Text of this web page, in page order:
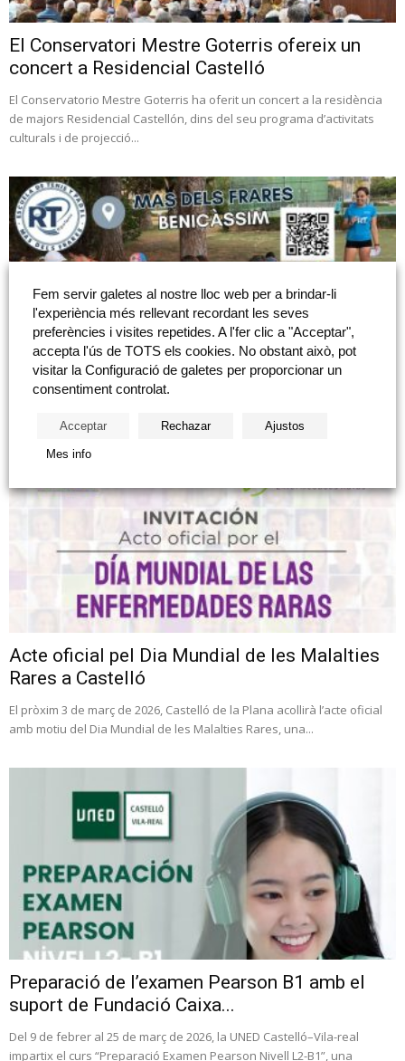
El Conservatori Mestre Goterris ofereix un
concert a Residencial Castelló
El Conservatorio Mestre Goterris ha oferit un concert a la residència
de majors Residencial Castellón, dins del seu programa d’activitats
culturals i de projecció...
Escola d’estiu del 29 juny al 31 de juliol
Acte oficial pel Dia Mundial de les Malalties
Rares a Castelló
El pròxim 3 de març de 2026, Castelló de la Plana acollirà l’acte oficial
amb motiu del Dia Mundial de les Malalties Rares, una...
Preparació de l’examen Pearson B1 amb el
suport de Fundació Caixa...
Del 9 de febrer al 25 de març de 2026, la UNED Castelló–Vila-real
impartix el curs “Preparació Examen Pearson Nivell L2-B1”, una
Fem servir galetes al nostre lloc web per a brindar-li
l'experiència més rellevant recordant les seves
preferències i visites repetides. A l'fer clic a "Acceptar",
accepta l'ús de TOTS els cookies. No obstant això, pot
visitar la Configuració de galetes per proporcionar un
consentiment controlat.
Acceptar Rechazar Ajustos
Mes info